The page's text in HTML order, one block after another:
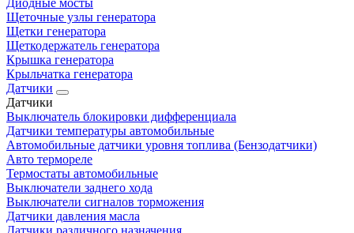
Диодные мосты
Щеточные узлы генератора
Щетки генератора
Щеткодержатель генератора
Крышка генератора
Крыльчатка генератора
Датчики
Датчики
Выключатель блокировки дифференциала
Датчики температуры автомобильные
Автомобильные датчики уровня топлива (Бензодатчики)
Авто термореле
Термостаты автомобильные
Выключатели заднего хода
Выключатели сигналов торможения
Датчики давления масла